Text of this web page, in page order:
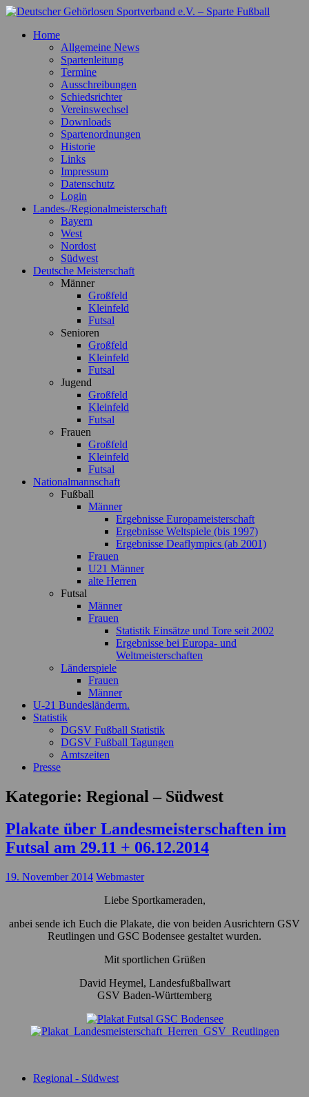
Zum
springen
Deutscher Gehörlosen Sportverband e.V. – Sparte Fußball
Offizielle Webseite der Sparte Fußball
Home
Allgemeine News
Spartenleitung
Termine
Ausschreibungen
Schiedsrichter
Vereinswechsel
Downloads
Spartenordnungen
Historie
Links
Impressum
Datenschutz
Login
Landes-/Regionalmeisterschaft
Bayern
West
Nordost
Südwest
Deutsche Meisterschaft
Männer
Großfeld
Kleinfeld
Futsal
Senioren
Großfeld
Kleinfeld
Futsal
Jugend
Großfeld
Kleinfeld
Futsal
Frauen
Großfeld
Kleinfeld
Futsal
Nationalmannschaft
Fußball
Männer
Ergebnisse Europameisterschaft
Ergebnisse Weltspiele (bis 1997)
Ergebnisse Deaflympics (ab 2001)
Frauen
U21 Männer
alte Herren
Futsal
Männer
Frauen
Statistik Einsätze und Tore seit 2002
Ergebnisse bei Europa- und
Weltmeisterschaften
Länderspiele
Frauen
Männer
U-21 Bundesländerm.
Statistik
DGSV Fußball Statistik
DGSV Fußball Tagungen
Amtszeiten
Presse
Kategorie: Regional – Südwest
Plakate über Landesmeisterschaften im
Futsal am 29.11 + 06.12.2014
19. November 2014 Webmaster
Liebe Sportkameraden,
anbei sende ich Euch die Plakate, die von beiden Ausrichtern GSV
Reutlingen und GSC Bodensee gestaltet wurden.
Mit sportlichen Grüßen
David Heymel, Landesfußballwart
GSV Baden-Württemberg
Regional - Südwest